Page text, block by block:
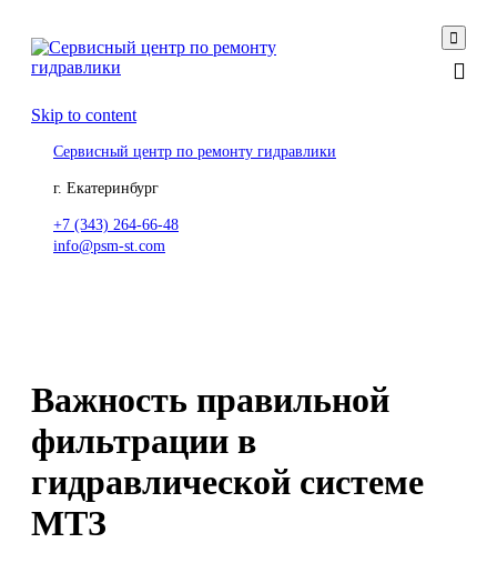

Skip to content
Сервисный центр по ремонту гидравлики
г. Екатеринбург
+7 (343) 264-66-48
info@psm-st.com
Важность правильной
фильтрации в
гидравлической системе
МТЗ